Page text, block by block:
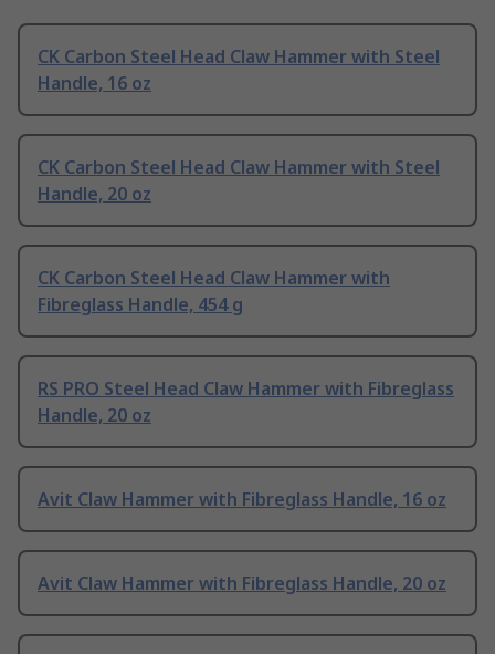
CK Carbon Steel Head Claw Hammer with Steel
Handle, 16 oz
CK Carbon Steel Head Claw Hammer with Steel
Handle, 20 oz
CK Carbon Steel Head Claw Hammer with
Fibreglass Handle, 454 g
RS PRO Steel Head Claw Hammer with Fibreglass
Handle, 20 oz
Avit Claw Hammer with Fibreglass Handle, 16 oz
Avit Claw Hammer with Fibreglass Handle, 20 oz